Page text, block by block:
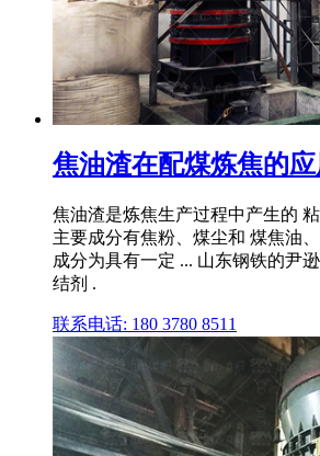
焦油渣在配煤炼焦的
焦油渣是炼焦生产过程中产生的
主要成分有焦粉、煤尘和 煤焦油
成分为具有一定 ... 山东钢铁的尹
结剂 .
联系电话: 180 3780 8511